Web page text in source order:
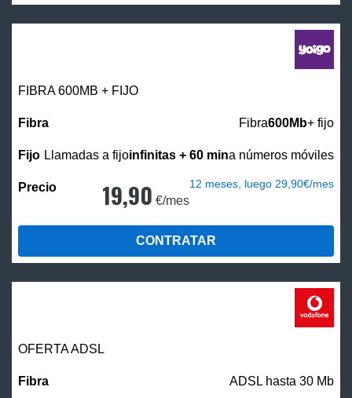
FIBRA 600MB + FIJO
Fibra600Mb+ fijo
Llamadas a fijoinfinitas + 60 mina números móviles
19,90 €/mes
12 meses, luego 29,90€/mes
CONTRATAR
OFERTA ADSL
ADSL hasta 30 Mb